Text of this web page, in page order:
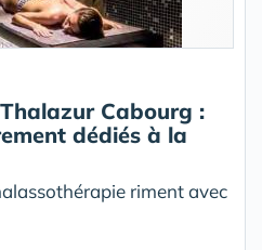
Cabourg :
dédiés à la
riment avec